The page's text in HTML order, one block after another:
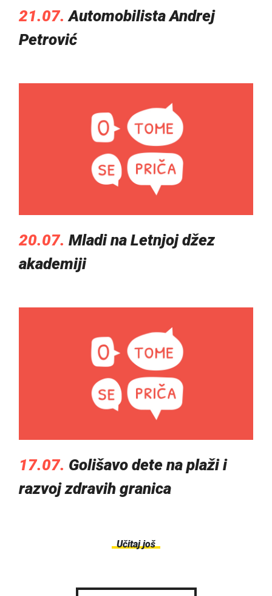
21.07. Automobilista Andrej
Petrović
20.07. Mladi na Letnjoj džez
akademiji
17.07. Golišavo dete na plaži i
razvoj zdravih granica
Učitaj još